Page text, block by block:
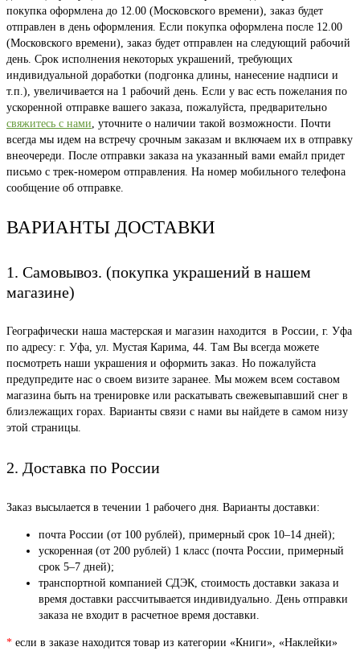
покупка оформлена до 12.00 (Московского времени), заказ будет
отправлен в день оформления. Если покупка оформлена после 12.00
(Московского времени), заказ будет отправлен на следующий рабочий
день. Срок исполнения некоторых украшений, требующих
индивидуальной доработки (подгонка длины, нанесение надписи и
т.п.), увеличивается на 1 рабочий день. Если у вас есть пожелания по
ускоренной отправке вашего заказа, пожалуйста, предварительно
свяжитесь с нами, уточните о наличии такой возможности. Почти
всегда мы идем на встречу срочным заказам и включаем их в отправку
внеочереди. После отправки заказа на указанный вами емайл придет
письмо с трек-номером отправления. На номер мобильного телефона
сообщение об отправке.
ВАРИАНТЫ ДОСТАВКИ
1. Самовывоз. (покупка украшений в нашем
магазине)
Географически наша мастерская и магазин находится в России, г. Уфа
по адресу: г. Уфа, ул. Мустая Карима, 44. Там Вы всегда можете
посмотреть наши украшения и оформить заказ. Но пожалуйста
предупредите нас о своем визите заранее. Мы можем всем составом
магазина быть на тренировке или раскатывать свежевыпавший снег в
близлежащих горах. Варианты связи с нами вы найдете в самом низу
этой страницы.
2. Доставка по России
Заказ высылается в течении 1 рабочего дня. Варианты доставки:
почта России (от 100 рублей), примерный срок 10–14 дней);
ускоренная (от 200 рублей) 1 класс (почта России, примерный
срок 5–7 дней);
транспортной компанией СДЭК, стоимость доставки заказа и
время доставки рассчитывается индивидуально. День отправки
заказа не входит в расчетное время доставки.
* если в заказе находится товар из категории «Книги», «Наклейки»